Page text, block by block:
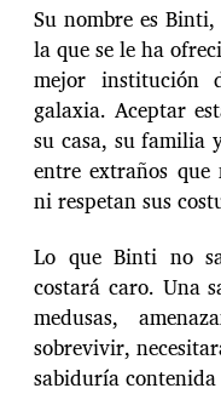
Su nombre es
la que se le ha
mejor institución
galaxia. Aceptar
su casa, su familia
entre extraños
ni respetan sus
Lo que Binti no
costará caro. Una
medusas,
sobrevivir,
sabiduría